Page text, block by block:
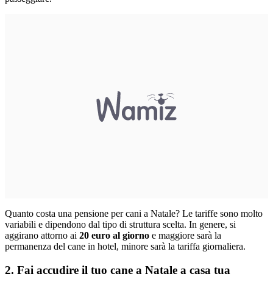
Quanto costa una pensione per cani a Natale? Le tariffe sono molto
variabili e dipendono dal tipo di struttura scelta. In genere, si
aggirano attorno ai 20 euro al giorno e maggiore sarà la
permanenza del cane in hotel, minore sarà la tariffa giornaliera.
2. Fai accudire il tuo cane a Natale a casa tua